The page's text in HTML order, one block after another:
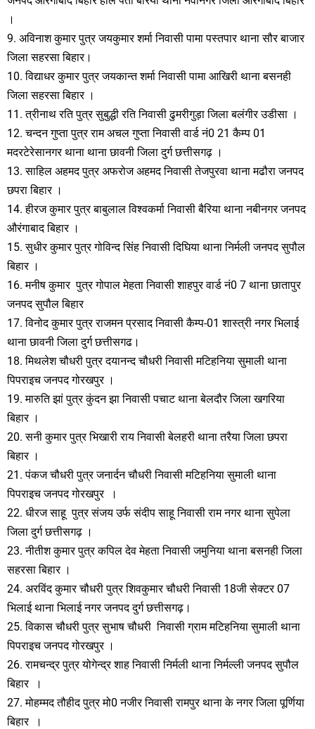
।
9. अविनाश कुमार पुत्र जयकुमार शर्मा निवासी पामा पस्तपार थाना सौर बाजार
जिला सहरसा बिहार।
10. विद्याधर कुमार पुत्र जयकान्त शर्मा निवासी पामा आखिरी थाना बसनही
जिला सहरसा बिहार ।
11. त्रीनाथ रति पुत्र सुबुद्धी रति निवासी ढुमरीगुड़ा जिला बलंगीर उडीसा ।
12. चन्दन गुप्ता पुत्र राम अचल गुप्ता निवासी वार्ड नं0 21 कैम्प 01
मदरटेरेसानगर थाना थाना छावनी जिला दुर्ग छत्तीसगढ़ ।
13. साहिल अहमद पुत्र अफरोज अहमद निवासी तेजपुरवा थाना मढौरा जनपद
छपरा बिहार ।
14. हीरज कुमार पुत्र बाबुलाल विश्वकर्मा निवासी बैरिया थाना नबीनगर जनपद
औरंगाबाद बिहार ।
15. सुधीर कुमार पुत्र गोविन्द सिंह निवासी दिघिया थाना निर्मली जनपद सुपौल
बिहार ।
16. मनीष कुमार पुत्र गोपाल मेहता निवासी शाहपुर वार्ड नं0 7 थाना छातापुर
जनपद सुपौल बिहार
17. विनोद कुमार पुत्र राजमन प्रसाद निवासी कैम्प-01 शास्त्री नगर भिलाई
थाना छावनी जिला दुर्ग छत्तीसगढ।
18. मिथलेश चौधरी पुत्र दयानन्द चौधरी निवासी मटिहनिया सुमाली थाना
पिपराइच जनपद गोरखपुर ।
19. मारुति झां पुत्र कुंदन झा निवासी पचाट थाना बेलदौर जिला खगरिया
बिहार ।
20. सनी कुमार पुत्र भिखारी राय निवासी बेलहरी थाना तरैया जिला छपरा
बिहार ।
21. पंकज चौधरी पुत्र जनार्दन चौधरी निवासी मटिहनिया सुमाली थाना
पिपराइच जनपद गोरखपुर ।
22. धीरज साहू पुत्र संजय उर्फ संदीप साहू निवासी राम नगर थाना सुपेला
जिला दुर्ग छत्तीसगढ़ ।
23. नीतीश कुमार पुत्र कपिल देव मेहता निवासी जमुनिया थाना बसनही जिला
सहरसा बिहार ।
24. अरविंद कुमार चौधरी पुत्र शिवकुमार चौधरी निवासी 18जी सेक्टर 07
भिलाई थाना भिलाई नगर जनपद दुर्ग छत्तीसगढ़।
25. विकास चौधरी पुत्र सुभाष चौधरी निवासी ग्राम मटिहनिया सुमाली थाना
पिपराइच जनपद गोरखपुर ।
26. रामचन्द्र पुत्र योगेन्द्र शाह निवासी निर्मली थाना निर्मल्ली जनपद सुपौल
बिहार ।
27. मोहम्मद तौहीद पुत्र मो0 नजीर निवासी रामपुर थाना के नगर जिला पूर्णिया
बिहार ।